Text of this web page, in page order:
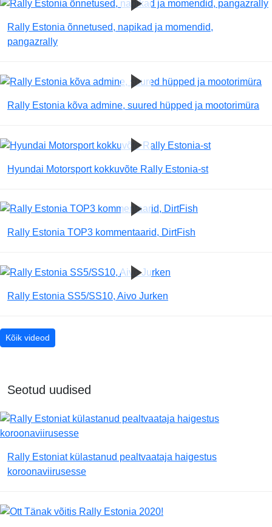
Rally Estonia õnnetused, napikad ja momendid,
pangazrally
Rally Estonia kõva admine, suured hüpped ja mootorimüra
Hyundai Motorsport kokkuvõte Rally Estonia-st
Rally Estonia TOP3 kommentaarid, DirtFish
Rally Estonia SS5/SS10, Aivo Jurken
Kõik videod
Seotud uudised
Rally Estoniat külastanud pealtvaataja haigestus
koroonaviirusesse